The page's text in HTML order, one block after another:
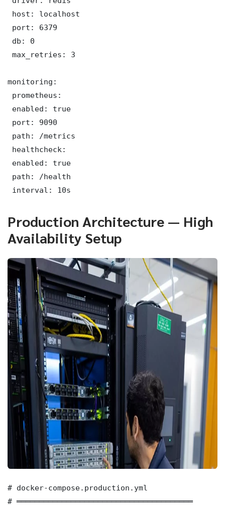
host: localhost
port: 6379
db: 0
max_retries: 3
monitoring:
prometheus:
enabled: true
port: 9090
path: /metrics
healthcheck:
enabled: true
path: /health
interval: 10s
Production Architecture — High
Availability Setup
# docker-compose.production.yml
# ═══════════════════════════════════════